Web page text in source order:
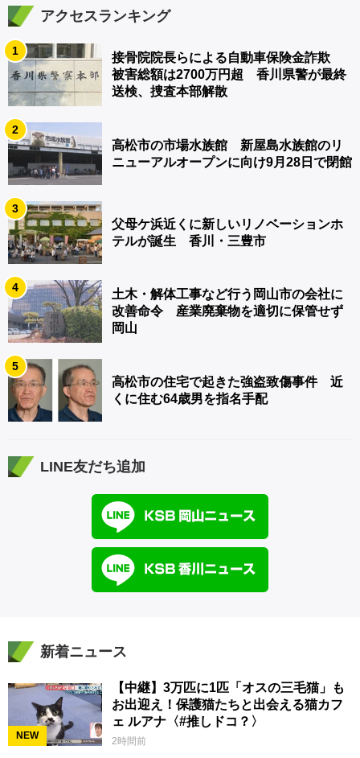
アクセスランキング
1
接骨院院長らによる自動車保険金詐欺
被害総額は2700万円超 香川県警が最終
送検、捜査本部解散
2
高松市の市場水族館 新屋島水族館のリ
ニューアルオープンに向け9月28日で閉館
3
父母ケ浜近くに新しいリノベーションホ
テルが誕生 香川・三豊市
4
土木・解体工事など行う岡山市の会社に
改善命令 産業廃棄物を適切に保管せず
岡山
5
高松市の住宅で起きた強盗致傷事件 近
くに住む64歳男を指名手配
LINE友だち追加
新着ニュース
NEW
【中継】3万匹に1匹「オスの三毛猫」も
お出迎え！保護猫たちと出会える猫カフ
ェ ルアナ〈#推しドコ？〉
2時間前